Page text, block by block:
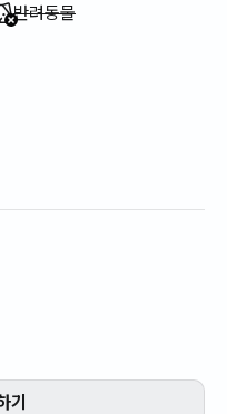
이용 불가
반려동물
기